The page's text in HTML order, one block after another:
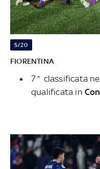
5/20
FIORENTINA
7^ classificata
qualificata in